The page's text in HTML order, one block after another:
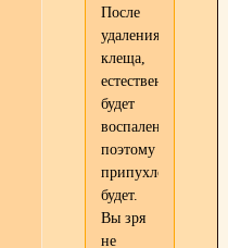
После
удаления
клеща,
естественно
будет
воспаление,
поэтому
припухлость
будет.
Вы зря
не